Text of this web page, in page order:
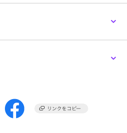
料を入れてモードを選ぶだけで美味
ビスクも約30分で仕上がります。